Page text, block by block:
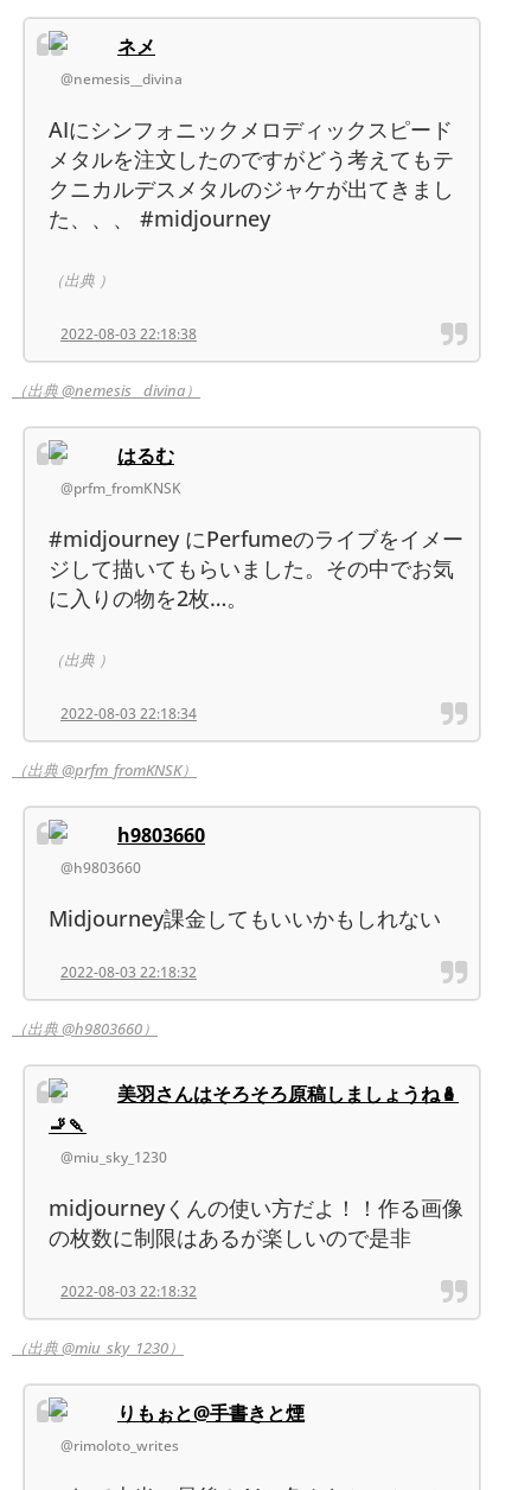
ネメ
@nemesis__divina
AIにシンフォニックメロディックスピード
メタルを注文したのですがどう考えてもテ
クニカルデスメタルのジャケが出てきまし
た、、、 #midjourney
（出典 ）
2022-08-03 22:18:38
（出典 @nemesis__divina）
はるむ
@prfm_fromKNSK
#midjourney にPerfumeのライブをイメー
ジして描いてもらいました。その中でお気
に入りの物を2枚…。
（出典 ）
2022-08-03 22:18:34
（出典 @prfm_fromKNSK）
h9803660
@h9803660
Midjourney課金してもいいかもしれない
2022-08-03 22:18:32
（出典 @h9803660）
美羽さんはそろそろ原稿しましょうね🪆
🚬🍡
@miu_sky_1230
midjourneyくんの使い方だよ！！作る画像
の枚数に制限はあるが楽しいので是非
2022-08-03 22:18:32
（出典 @miu_sky_1230）
りもぉと@手書きと煙
@rimoloto_writes